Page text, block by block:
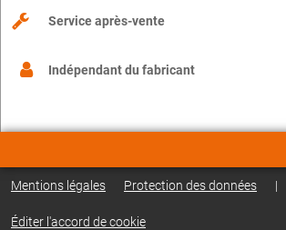
Service après-vente
Indépendant du fabricant
Mentions légales Protection des données |
Éditer l'accord de cookie